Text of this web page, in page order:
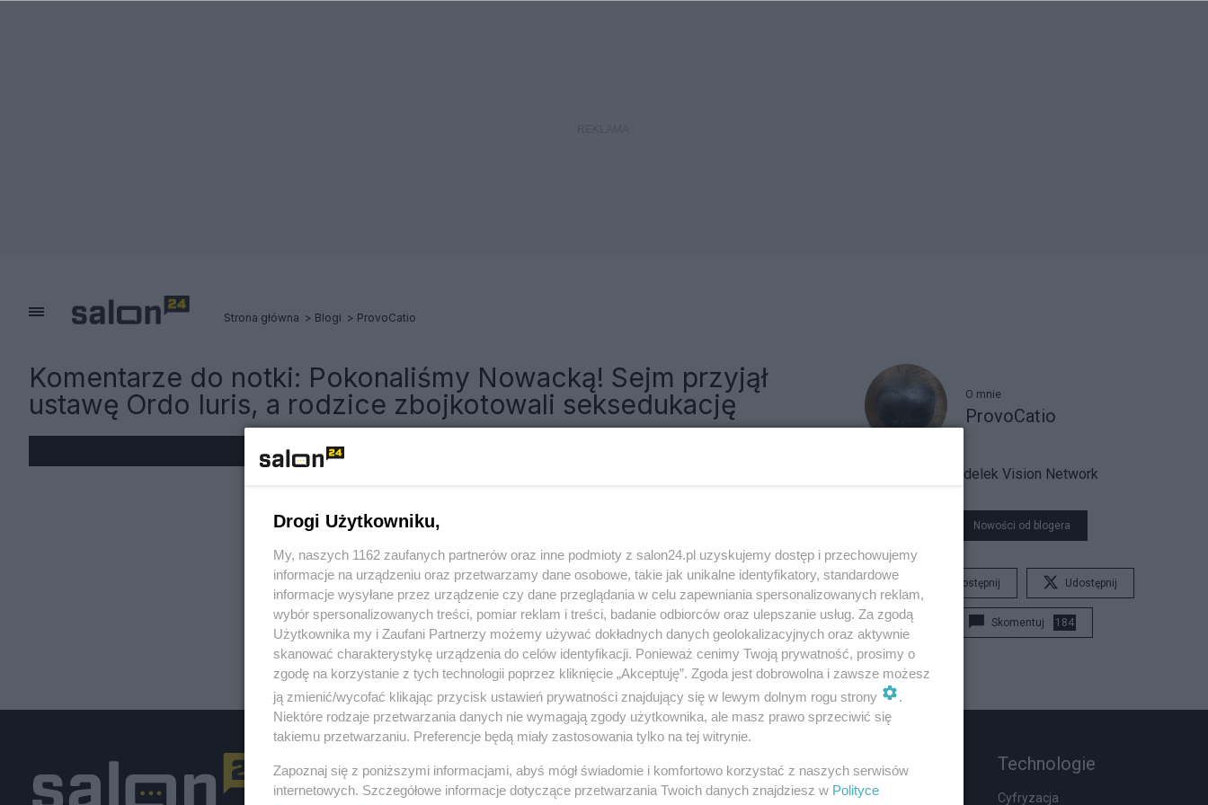
Strona główna Blogi ProvoCatio
Komentarze do notki: Pokonaliśmy Nowacką! Sejm przyjął
ustawę Ordo Iuris, a rodzice zbojkotowali seksedukację
O mnie
ProvoCatio
Pudelek Vision Network
Nowości od blogera
Udostępnij Udostępnij
Skomentuj 184
Polityka
Rosja
Gospodarka
Biznes
Rozmaitości
Zdrowie
Technologie
Cyfryzacja
Drogi Użytkowniku,
My, naszych 1162 zaufanych partnerów oraz inne podmioty z salon24.pl uzyskujemy dostęp i przechowujemy
informacje na urządzeniu oraz przetwarzamy dane osobowe, takie jak unikalne identyfikatory, standardowe
informacje wysyłane przez urządzenie czy dane przeglądania w celu zapewniania spersonalizowanych reklam,
wybór spersonalizowanych treści, pomiar reklam i treści, badanie odbiorców oraz ulepszanie usług. Za zgodą
Użytkownika my i Zaufani Partnerzy możemy używać dokładnych danych geolokalizacyjnych oraz aktywnie
skanować charakterystykę urządzenia do celów identyfikacji. Ponieważ cenimy Twoją prywatność, prosimy o
zgodę na korzystanie z tych technologii poprzez kliknięcie „Akceptuję”. Zgoda jest dobrowolna i zawsze możesz
ją zmienić/wycofać klikając przycisk ustawień prywatności znajdujący się w lewym dolnym rogu strony
.
Niektóre rodzaje przetwarzania danych nie wymagają zgody użytkownika, ale masz prawo sprzeciwić się
takiemu przetwarzaniu. Preferencje będą miały zastosowania tylko na tej witrynie.
Zapoznaj się z poniższymi informacjami, abyś mógł świadomie i komfortowo korzystać z naszych serwisów
internetowych. Szczegółowe informacje dotyczące przetwarzania Twoich danych znajdziesz w Polityce